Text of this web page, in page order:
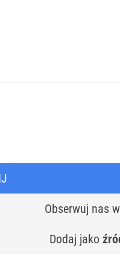
Obserwuj nas w
Dodaj jako